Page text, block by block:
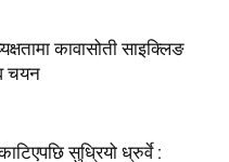
कावासोती साइक्लिङ
चयन
सुध्रियो ध्रुर्वे :